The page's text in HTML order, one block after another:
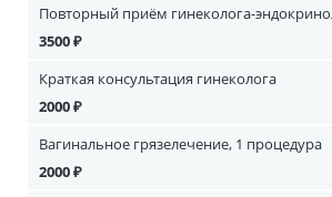
Повторный приём гинеколога-
3500 ₽
Краткая консультация гинеколога
2000 ₽
Вагинальное грязелечение, 1 процедура
2000 ₽